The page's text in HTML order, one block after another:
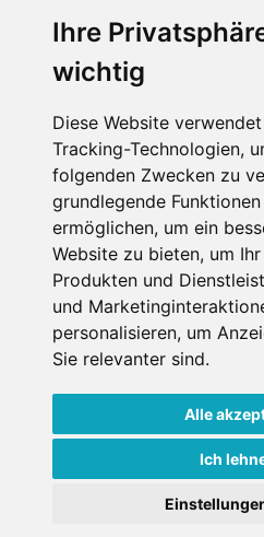
Ihre
wichtig
Diese Website
Tracking-Technologien,
folgenden Zwecken zu
grundlegende
ermöglichen, um ein
Website zu bieten, um
Produkten und
und
personalisieren, um
Sie relevanter sind.
Alle
Ich
Die Schneehoehen Ski APP
Impressum
Nutzungsbedingungen
Copyright ©2026